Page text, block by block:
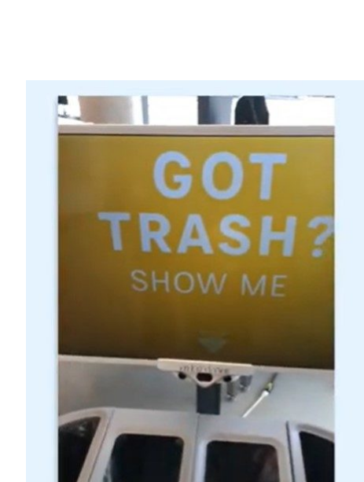
Share
NVIDIA 助力 Intuitive AI 開發了世界上最大
你準備好使用一個“會說話”的垃圾箱了嗎？
Hassan Murad 和 Vivek Vyas 開發了世界上
類技術。
當人們準備扔垃圾，並靠近垃圾箱時，新創
中的垃圾。該公司的產品可以在視覺上對顯
借助 NVIDIA Jetson TX2 AI 模塊的小巧型
像進行實時檢測。
Murad 和 Vyas 將他們的 AI 垃圾回收平台取
Murad 說：“如果用戶正確地對垃圾進行分
放錯垃圾而咆哮。”